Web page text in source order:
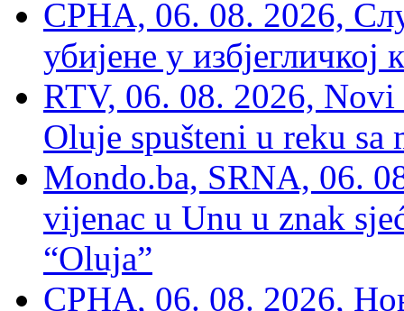
СРНА, 06. 08. 2026,
убијене у избјегличкој
RTV, 06. 08. 2026, Novi
Oluje spušteni u reku sa
Mondo.ba, SRNA, 06.
vijenac u Unu u znak
“Oluja”
СРНА, 06. 08. 2026,